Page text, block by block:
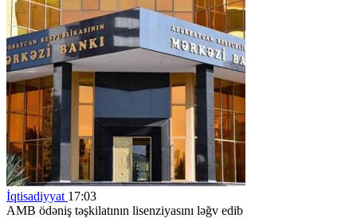
İqtisadiyyat 17:03
AMB ödəniş təşkilatının lisenziyasını ləğv edib